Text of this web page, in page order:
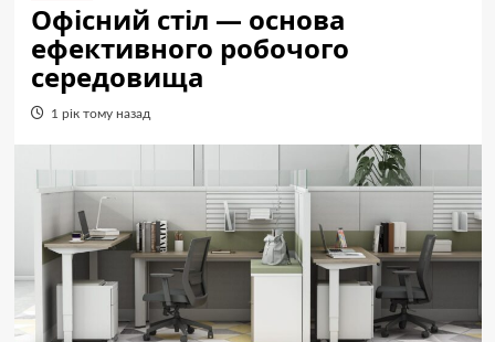
Офісний стіл — основа
ефективного робочого
середовища
1 рік тому назад